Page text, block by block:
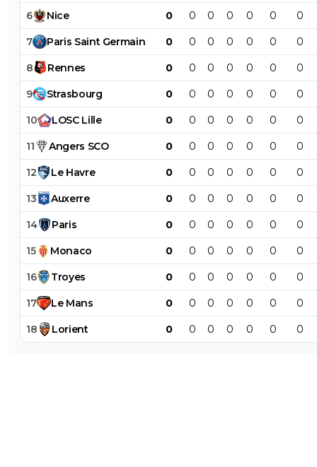
6 Nice 0 0 0 0 0 0 0
7 Paris Saint Germain 0 0 0 0 0 0 0
8 Rennes 0 0 0 0 0 0 0
9 Strasbourg 0 0 0 0 0 0 0
10 LOSC Lille 0 0 0 0 0 0 0
11 Angers SCO 0 0 0 0 0 0 0
12 Le Havre 0 0 0 0 0 0 0
13 Auxerre 0 0 0 0 0 0 0
14 Paris 0 0 0 0 0 0 0
15 Monaco 0 0 0 0 0 0 0
16 Troyes 0 0 0 0 0 0 0
17 Le Mans 0 0 0 0 0 0 0
18 Lorient 0 0 0 0 0 0 0